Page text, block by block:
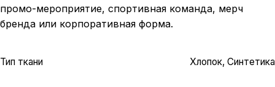
промо-мероприятие, спортивная команда, мерч
бренда или корпоративная форма.
Тип ткани Хлопок, Синтетика